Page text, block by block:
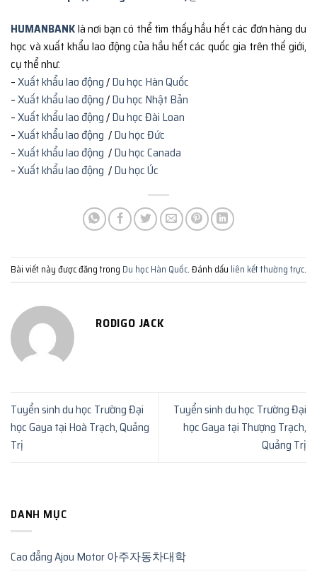
HUMANBANKlà nơi bạn có thể tìm thấy hầu hết các đơn hàng du
học và xuất khẩu lao động của hầu hết các quốc gia trên thế giới,
cụ thể như:
–Xuất khẩu lao động/Du học Hàn Quốc
–Xuất khẩu lao động/Du học Nhật Bản
–Xuất khẩu lao động/Du học Đài Loan
–Xuất khẩu lao động /Du học Đức
–Xuất khẩu lao động /Du học Canada
–Xuất khẩu lao động /Du học Úc
Bài viết này được đăng trong Du học Hàn Quốc. Đánh dấu liên kết thường trực.
RODIGO JACK
Tuyển sinh du học Trường Đại
học Gaya tại Hoà Trạch, Quảng
Trị
Tuyển sinh du học Trường Đại
học Gaya tại Thượng Trạch,
Quảng Trị
DANH MỤC
Cao đẳng Ajou Motor 아주자동차대학